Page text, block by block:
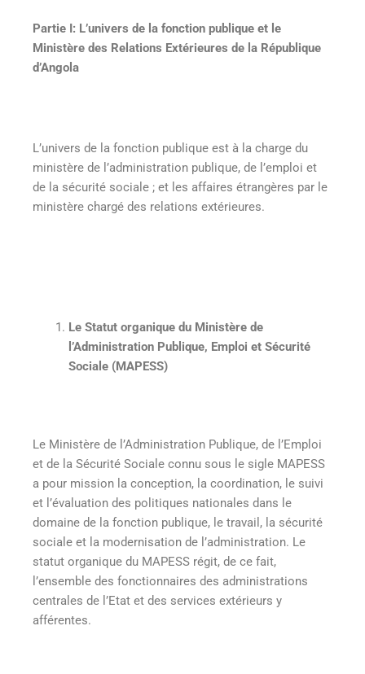
Partie I: L’univers de la fonction publique et le
Ministère des Relations Extérieures de la République
d’Angola
L’univers de la fonction publique est à la charge du
ministère de l’administration publique, de l’emploi et
de la sécurité sociale ; et les affaires étrangères par le
ministère chargé des relations extérieures.
Le Statut organique du Ministère de
l’Administration Publique, Emploi et Sécurité
Sociale (MAPESS)
Le Ministère de l’Administration Publique, de l’Emploi
et de la Sécurité Sociale connu sous le sigle MAPESS
a pour mission la conception, la coordination, le suivi
et l’évaluation des politiques nationales dans le
domaine de la fonction publique, le travail, la sécurité
sociale et la modernisation de l’administration. Le
statut organique du MAPESS régit, de ce fait,
l’ensemble des fonctionnaires des administrations
centrales de l’Etat et des services extérieurs y
afférentes.